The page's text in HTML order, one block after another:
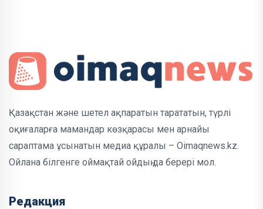
Қазақстан және шетел ақпаратын тарататын, түрлі
оқиғаларға мамандар көзқарасы мен арнайы
сараптама ұсынатын медиа құралы – Oimaqnews.kz.
Ойлана білгенге оймақтай ойдың да берері мол.
Редакция